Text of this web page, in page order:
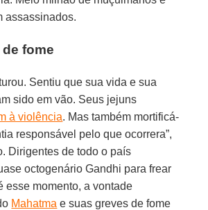
assassinados.
fome
Sentiu que sua vida e sua
sido em vão. Seus jejuns
à violência. Mas também mortificá-
responsável pelo que ocorrera”,
Dirigentes de todo o país
octogenário Gandhi para frear
esse momento, a vontade
Mahatma e suas greves de fome